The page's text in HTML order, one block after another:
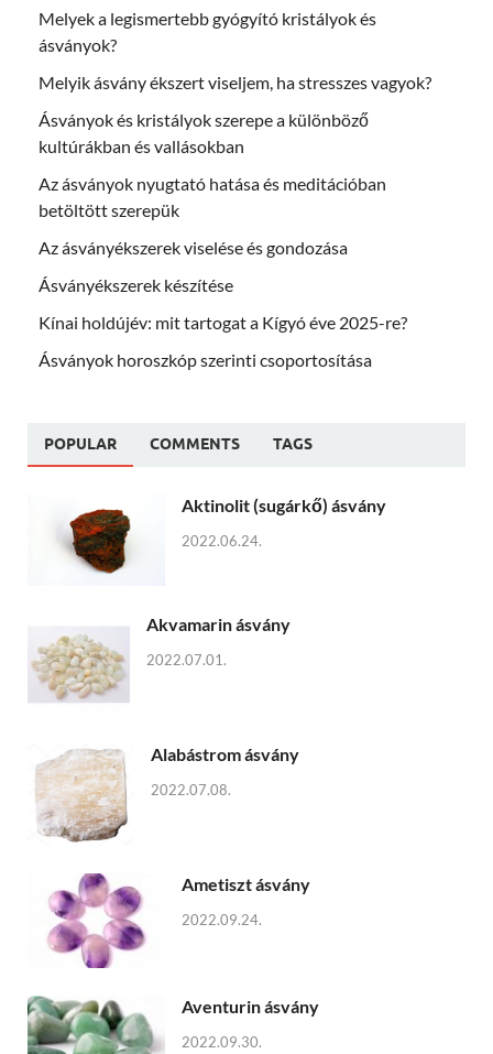
Melyek a legismertebb gyógyító kristályok és
ásványok?
Melyik ásvány ékszert viseljem, ha stresszes vagyok?
Ásványok és kristályok szerepe a különböző
kultúrákban és vallásokban
Az ásványok nyugtató hatása és meditációban
betöltött szerepük
Az ásványékszerek viselése és gondozása
Ásványékszerek készítése
Kínai holdújév: mit tartogat a Kígyó éve 2025-re?
Ásványok horoszkóp szerinti csoportosítása
POPULAR COMMENTS TAGS
Aktinolit (sugárkő) ásvány
2022.06.24.
Akvamarin ásvány
2022.07.01.
Alabástrom ásvány
2022.07.08.
Ametiszt ásvány
2022.09.24.
Aventurin ásvány
2022.09.30.